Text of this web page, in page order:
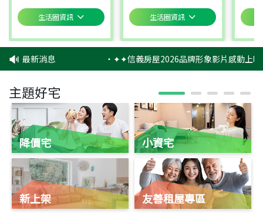
生活圈資訊 生活圈資訊
最新消息 ‧✦✦信義房屋2026品牌形象影片感動上
主題好宅
降價宅
新上架
小資宅
友善租屋專區